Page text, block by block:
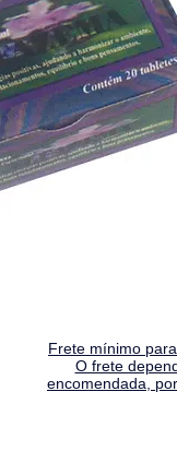
Frete mínimo
O frete
encomendada,